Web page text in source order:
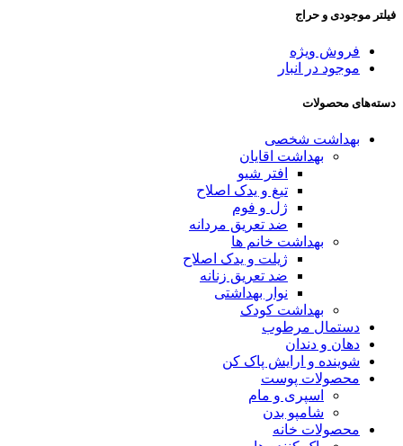
فیلتر موجودی و حراج
فروش ویژه
موجود در انبار
دسته‌های محصولات
بهداشت شخصی
بهداشت اقایان
افتر شیو
تیغ و یدک اصلاح
ژل و فوم
ضد تعریق مردانه
بهداشت خانم ها
ژیلت و یدک اصلاح
ضد تعریق زنانه
نوار بهداشتی
بهداشت کودک
دستمال مرطوب
دهان و دندان
شوینده و ارایش پاک کن
محصولات پوست
اسپری و مام
شامپو بدن
محصولات خانه